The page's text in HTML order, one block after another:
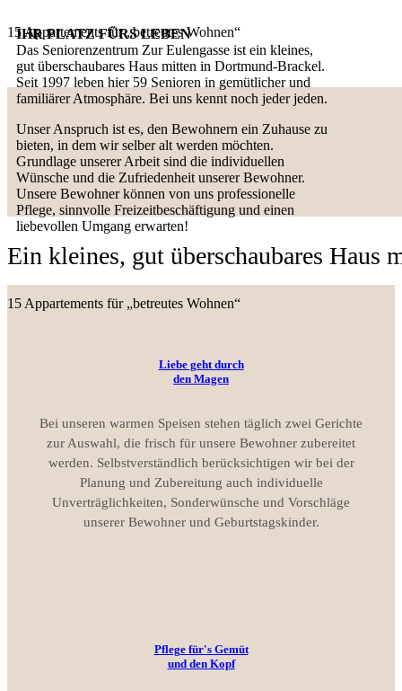
15 Appartements für „betreutes Wohnen“
Ein kleines, gut überschaubares Haus
15 Appartements für „betreutes Wohnen“
IHR PLATZ FÜRS LEBEN
Das Seniorenzentrum Zur Eulengasse ist ein kleines,
gut überschaubares Haus mitten in Dortmund-Brackel.
Seit 1997 leben hier 59 Senioren in gemütlicher und
familiärer Atmosphäre. Bei uns kennt noch jeder jeden.
Unser Anspruch ist es, den Bewohnern ein Zuhause zu
bieten, in dem wir selber alt werden möchten.
Grundlage unserer Arbeit sind die individuellen
Wünsche und die Zufriedenheit unserer Bewohner.
Unsere Bewohner können von uns professionelle
Pflege, sinnvolle Freizeitbeschäftigung und einen
liebevollen Umgang erwarten!
Liebe geht durch
den Magen
Bei unseren warmen Speisen stehen täglich zwei Gerichte
zur Auswahl, die frisch für unsere Bewohner zubereitet
werden. Selbstverständlich berücksichtigen wir bei der
Planung und Zubereitung auch individuelle
Unverträglichkeiten, Sonderwünsche und Vorschläge
unserer Bewohner und Geburtstagskinder.
Pflege für's Gemüt
und den Kopf